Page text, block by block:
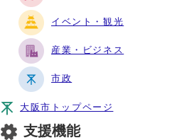
イベント・観光
産業・ビジネス
市政
大阪市トップページ
支援機能